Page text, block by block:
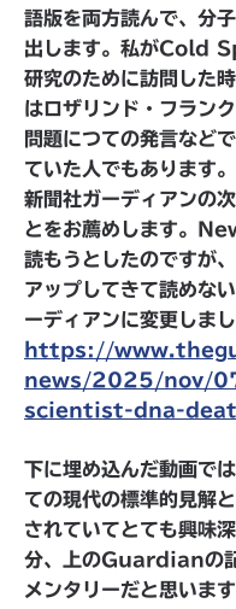
語版を両方読んで、分
出します。私がCold
研究のために訪問した
はロザリンド・フラン
問題につての発言など
ていた人でもあります
新聞社ガーディアンの
とをお薦めします。
読もうとしたのですが
アップしてきて読めな
ーディアンに変更しまし
https://
news/2025/nov/
scientist-dna-
下に埋め込んだ動画で
ての現代の標準的見解
されていてとても興味
分、上のGuardianの記
メンタリーだと思います